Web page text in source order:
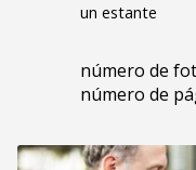
un estante
número de
número de